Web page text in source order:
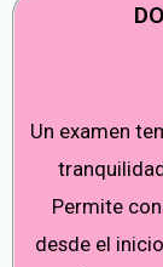
Un examen
Permite
desde el